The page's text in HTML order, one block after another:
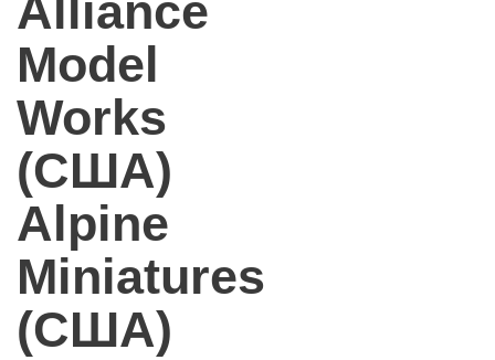
Alliance
Model
Works
(США)
Alpine
Miniatures
(США)